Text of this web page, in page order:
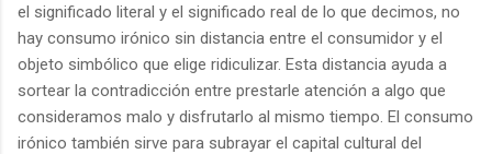
el significado literal y el significado real de lo que decimos, no
hay consumo irónico sin distancia entre el consumidor y el
objeto simbólico que elige ridiculizar. Esta distancia ayuda a
sortear la contradicción entre prestarle atención a algo que
consideramos malo y disfrutarlo al mismo tiempo. El consumo
irónico también sirve para subrayar el capital cultural del